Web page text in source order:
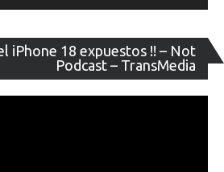
iPhone 18 expuestos !! – Not
Podcast – TransMedia
de